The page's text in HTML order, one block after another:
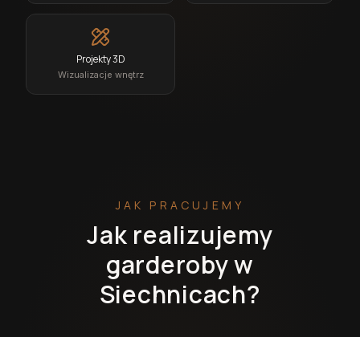
Projekty 3D
Wizualizacje wnętrz
JAK PRACUJEMY
Jak realizujemy
garderoby w
Siechnicach?